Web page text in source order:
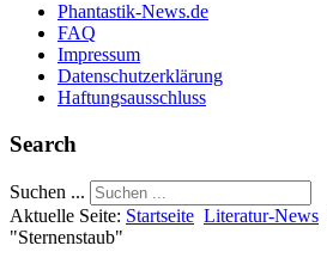
Phantastik-News.de
FAQ
Impressum
Datenschutzerklärung
Haftungsausschluss
Search
Suchen ...
Aktuelle Seite: Startseite Literatur-News
"Sternenstaub"